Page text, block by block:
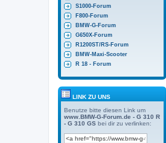
S1000-Forum
F800-Forum
BMW-G-Forum
G650X-Forum
R1200ST/RS-Forum
BMW-Maxi-Scooter
R 18 - Forum
LINK ZU UNS
Benutze bitte diesen Link um
www.BMW-G-Forum.de - G 310 R
- G 310 GS bei dir zu verlinken: